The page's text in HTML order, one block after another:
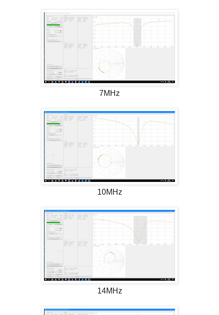
7MHz
10MHz
14MHz